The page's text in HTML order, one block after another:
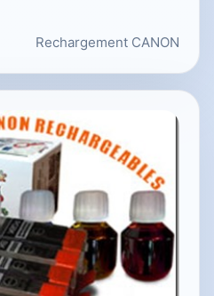
Rechargement CANON